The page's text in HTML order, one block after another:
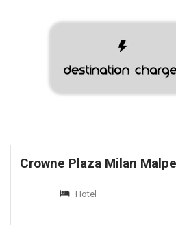
Crowne Plaza Milan
Hotel